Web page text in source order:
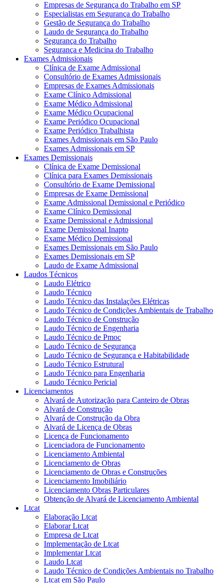
Empresas de Segurança do Trabalho em SP
Especialistas em Segurança do Trabalho
Gestão de Segurança do Trabalho
Laudo de Segurança do Trabalho
Segurança do Trabalho
Segurança e Medicina do Trabalho
Exames Admissionais
Clínica de Exame Admissional
Consultório de Exames Admissionais
Empresas de Exames Admissionais
Exame Clínico Admissional
Exame Médico Admissional
Exame Médico Ocupacional
Exame Periódico Ocupacional
Exame Periódico Trabalhista
Exames Admissionais em São Paulo
Exames Admissionais em SP
Exames Demissionais
Clínica de Exame Demissional
Clínica para Exames Demissionais
Consultório de Exame Demissional
Empresas de Exame Demissional
Exame Admissional Demissional e Periódico
Exame Clínico Demissional
Exame Demissional e Admissional
Exame Demissional Inapto
Exame Médico Demissional
Exames Demissionais em São Paulo
Exames Demissionais em SP
Laudo de Exame Admissional
Laudos Técnicos
Laudo Elétrico
Laudo Técnico
Laudo Técnico das Instalações Elétricas
Laudo Técnico de Condições Ambientais de Trabalho
Laudo Técnico de Construção
Laudo Técnico de Engenharia
Laudo Técnico de Pmoc
Laudo Técnico de Segurança
Laudo Técnico de Segurança e Habitabilidade
Laudo Técnico Estrutural
Laudo Técnico para Engenharia
Laudo Técnico Pericial
Licenciamentos
Alvará de Autorização para Canteiro de Obras
Alvará de Construção
Alvará de Construção da Obra
Alvará de Licença de Obras
Licença de Funcionamento
Licenciadora de Funcionamento
Licenciamento Ambiental
Licenciamento de Obras
Licenciamento de Obras e Construções
Licenciamento Imobiliário
Licenciamento Obras Particulares
Obtenção de Alvará de Licenciamento Ambiental
Ltcat
Elaboração Ltcat
Elaborar Ltcat
Empresa de Ltcat
Implementação de Ltcat
Implementar Ltcat
Laudo Ltcat
Laudo Técnico de Condições Ambientais no Trabalho
Ltcat em São Paulo